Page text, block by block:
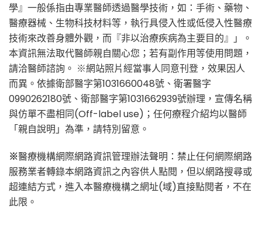
學』一般係指由專業醫師透過醫學技術，如：手術、藥物、
醫療器械、生物科技材料等，執行具侵入性或低侵入性醫療
技術來改善身體外觀，而『非以治療疾病為主要目的』」。
本資訊無法取代醫師親自關心您；若有副作用等使用問題，
請洽醫師諮詢。 ※網站照片經當事人同意刊登，效果因人
而異。依據衛部醫字第1031660048號、衛署醫字
0990262180號、衛部醫字第1031662939號辦理，宣傳名稱
與仿單不盡相同(Off-label use)；任何療程介紹均以醫師
「親自說明」為準，請特別留意。
※醫療機構網際網路資訊管理辦法聲明：禁止任何網際網路
服務業者轉錄本網路資訊之內容供人點閱，但以網路搜尋或
超連結方式，進入本醫療機構之網址(域)直接點閱者，不在
此限。